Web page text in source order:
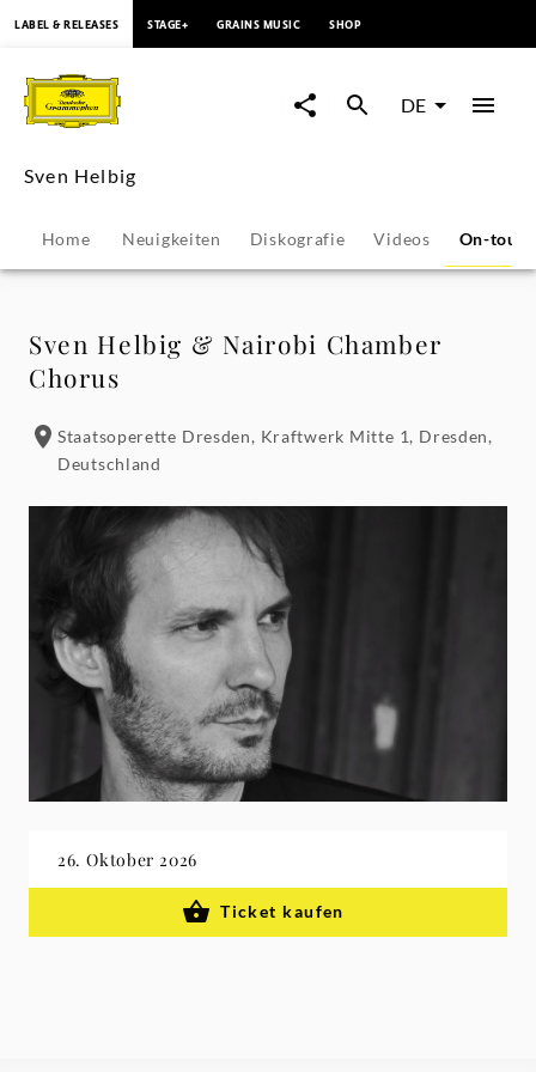
Helbig
Konzerte
&
Veranstaltungen
Deutsche
Grammophon
LABEL & RELEASES STAGE+ GRAINS MUSIC SHOP
DE
Sven Helbig
Home Neuigkeiten Diskografie Videos On-tour
Sven Helbig & Nairobi Chamber
Chorus
Staatsoperette Dresden, Kraftwerk Mitte 1, Dresden,
Deutschland
26. Oktober 2026
Ticket kaufen